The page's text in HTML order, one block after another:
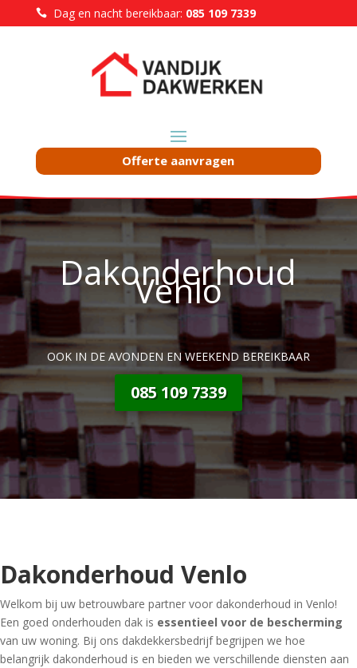
Dag en nacht bereikbaar: 085 109 7339
Offerte aanvragen
Dakonderhoud
Venlo
OOK IN DE AVONDEN EN WEEKEND BEREIKBAAR
085 109 7339
Dakonderhoud Venlo
Welkom bij uw betrouwbare partner voor dakonderhoud in Venlo!
Een goed onderhouden dak is essentieel voor de bescherming
van uw woning. Bij ons dakdekkersbedrijf begrijpen we hoe
belangrijk dakonderhoud is en bieden we verschillende diensten aan